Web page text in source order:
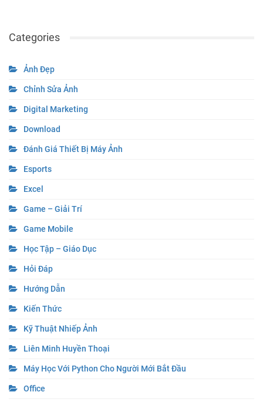
Categories
Ảnh Đẹp
Chỉnh Sửa Ảnh
Digital Marketing
Download
Đánh Giá Thiết Bị Máy Ảnh
Esports
Excel
Game – Giải Trí
Game Mobile
Học Tập – Giáo Dục
Hỏi Đáp
Hướng Dẫn
Kiến Thức
Kỹ Thuật Nhiếp Ảnh
Liên Minh Huyền Thoại
Máy Học Với Python Cho Người Mới Bắt Đầu
Office